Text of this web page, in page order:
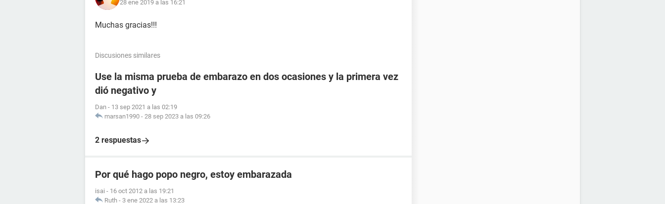
28 ene 2019 a las 16:21
Muchas gracias!!!
Discusiones similares
Use la misma prueba de embarazo en dos ocasiones y la primera vez
dió negativo y
Dan - 13 sep 2021 a las 02:19
marsan1990 - 28 sep 2023 a las 09:26
2 respuestas
Por qué hago popo negro, estoy embarazada
isai - 16 oct 2012 a las 19:21
Ruth - 3 ene 2022 a las 13:23